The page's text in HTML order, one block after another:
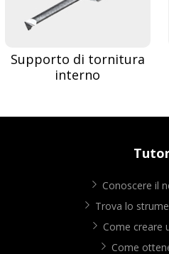
Supporto di tornitura
interno
Conoscere il
Trova lo
Come creare
Come